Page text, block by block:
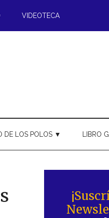
VIDEOTECA
DE LOS POLOS ▼ LIBRO
lateral
principal